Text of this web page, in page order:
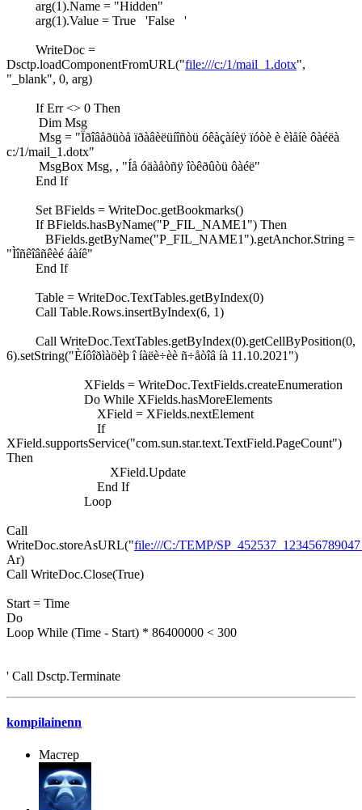
arg(1).Name = "Hidden"
arg(1).Value = True 'False '
WriteDoc =
Dsctp.loadComponentFromURL("file:///c:/1/mail_1.dotx",
"_blank", 0, arg)
If Err <> 0 Then
Dim Msg
Msg = "Ïðîâåðüòå ïðàâèëüíîñòü óêàçàíèÿ ïóòè è èìåíè ôàéëà
c:/1/mail_1.dotx"
MsgBox Msg, , "Íå óäàåòñÿ îòêðûòü ôàéë"
End If
Set BFields = WriteDoc.getBookmarks()
If BFields.hasByName("P_FIL_NAME1") Then
BFields.getByName("P_FIL_NAME1").getAnchor.String =
"Ìîñêîâñêèé áàíê"
End If
Table = WriteDoc.TextTables.getByIndex(0)
Call Table.Rows.insertByIndex(6, 1)
Call WriteDoc.TextTables.getByIndex(0).getCellByPosition(0,
6).setString("Èíôîðìàöèþ î íàëè÷èè ñ÷åòîâ íà 11.10.2021")
XFields = WriteDoc.TextFields.createEnumeration
Do While XFields.hasMoreElements
XField = XFields.nextElement
If
XField.supportsService("com.sun.star.text.TextField.PageCount")
Then
XField.Update
End If
Loop
Call
WriteDoc.storeAsURL("file:///C:/TEMP/
Ar)
Call WriteDoc.Close(True)
Start = Time
Do
Loop While (Time - Start) * 86400000 < 300
' Call Dsctp.Terminate
kompilainenn
Мастер